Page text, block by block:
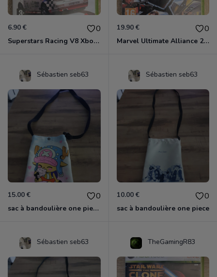
6.90 € 0
Superstars Racing V8 Xbox 360
19.90 € 0
Marvel Ultimate Alliance 2 Xbox 360
Sébastien seb63
15.00 € 0
sac à bandoulière one piece chopper
Sébastien seb63
10.00 € 0
sac à bandoulière one piece
Sébastien seb63 TheGamingR83